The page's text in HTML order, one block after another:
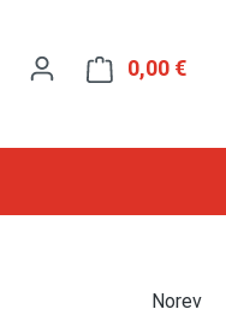
0,00 €
Norev